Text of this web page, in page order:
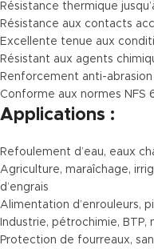
Résistance thermique
Résistance aux contacts
Excellente tenue aux
Résistant aux agents
Renforcement anti-
Conforme aux normes NFS
Applications :
Refoulement d’eau, eaux
Agriculture, maraîchage,
d’engrais
Alimentation d’enrouleurs,
Industrie, pétrochimie, BTP,
Protection de fourreaux,